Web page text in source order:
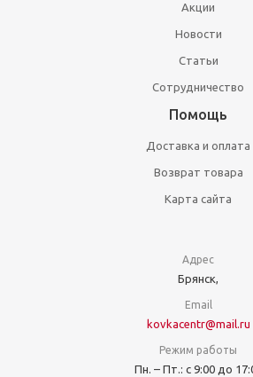
Акции
Новости
Статьи
Сотрудничество
Помощь
Доставка и оплата
Возврат товара
Карта сайта
Адрес
Брянск,
Email
kovkacentr@mail.ru
Режим работы
Пн. – Пт.: с 9:00 до